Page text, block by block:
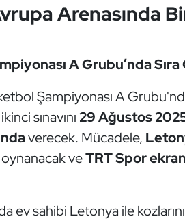
Arenasında
A Grubu’nda Sıra
Şampiyonası A
sınavını 29 Ağustos
verecek. Mücadele,
veTRT Spor
ev sahibi Letonya ile